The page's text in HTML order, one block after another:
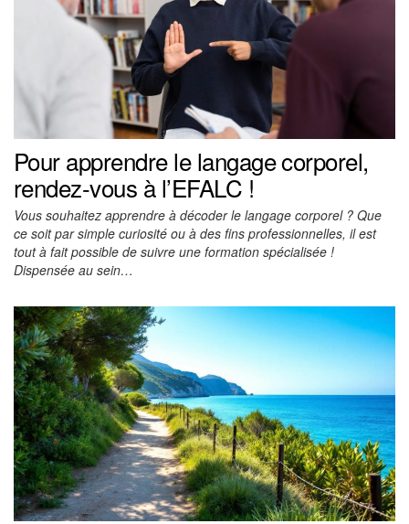
Pour apprendre le langage corporel,
rendez-vous à l’EFALC !
Vous souhaitez apprendre à décoder le langage corporel ? Que
ce soit par simple curiosité ou à des fins professionnelles, il est
tout à fait possible de suivre une formation spécialisée !
Dispensée au sein…